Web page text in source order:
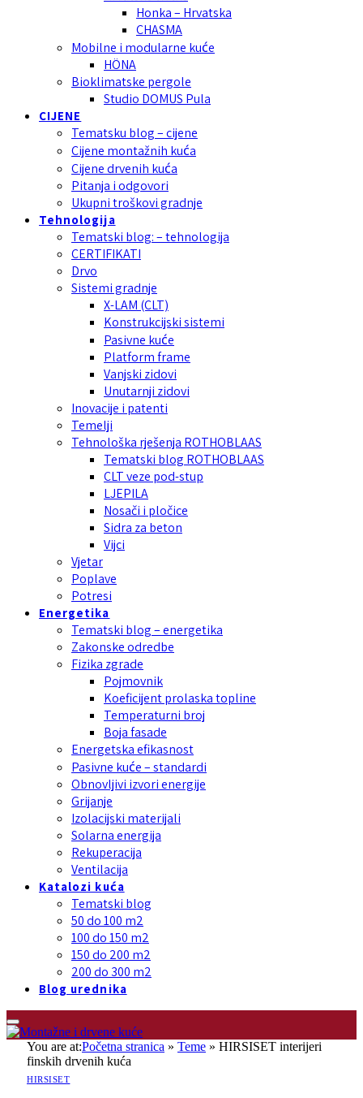
Honka – Hrvatska
CHASMA
Mobilne i modularne kuće
HÖNA
Bioklimatske pergole
Studio DOMUS Pula
CIJENE
Tematsku blog – cijene
Cijene montažnih kuća
Cijene drvenih kuća
Pitanja i odgovori
Ukupni troškovi gradnje
Tehnologija
Tematski blog: – tehnologija
CERTIFIKATI
Drvo
Sistemi gradnje
X-LAM (CLT)
Konstrukcijski sistemi
Pasivne kuće
Platform frame
Vanjski zidovi
Unutarnji zidovi
Inovacije i patenti
Temelji
Tehnološka rješenja ROTHOBLAAS
Tematski blog ROTHOBLAAS
CLT veze pod-stup
LJEPILA
Nosači i pločice
Sidra za beton
Vijci
Vjetar
Poplave
Potresi
Energetika
Tematski blog – energetika
Zakonske odredbe
Fizika zgrade
Pojmovnik
Koeficijent prolaska topline
Temperaturni broj
Boja fasade
Energetska efikasnost
Pasivne kuće – standardi
Obnovljivi izvori energije
Grijanje
Izolacijski materijali
Solarna energija
Rekuperacija
Ventilacija
Katalozi kuća
Tematski blog
50 do 100 m2
100 do 150 m2
150 do 200 m2
200 do 300 m2
Blog urednika
You are at:Početna stranica » Teme » HIRSISET interijeri
finskih drvenih kuća
HIRSISET